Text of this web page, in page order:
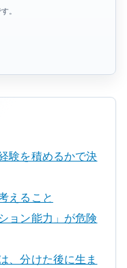
。
験を積めるかで決
えること
ョン能力」が危険
、分けた後に生ま